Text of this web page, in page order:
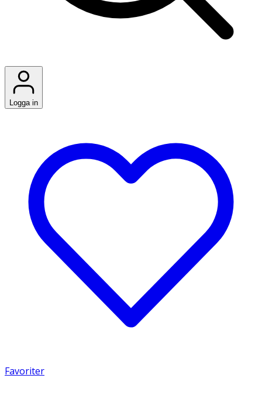
Logga in
Favoriter